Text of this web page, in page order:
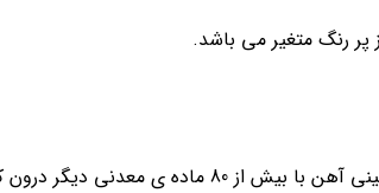
رنگ متغیر می باشد.
متغیر بودن و تفاوت رنگ کریستال های سنگ نمک در نتیجه ی